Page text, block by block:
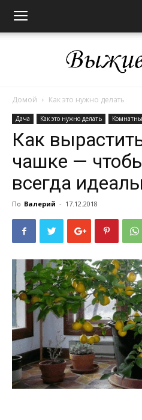
Домой Как это нужно делать
Дача Как это нужно делать
Как
чашке —
всегда
По Валерий - 17.12.2018